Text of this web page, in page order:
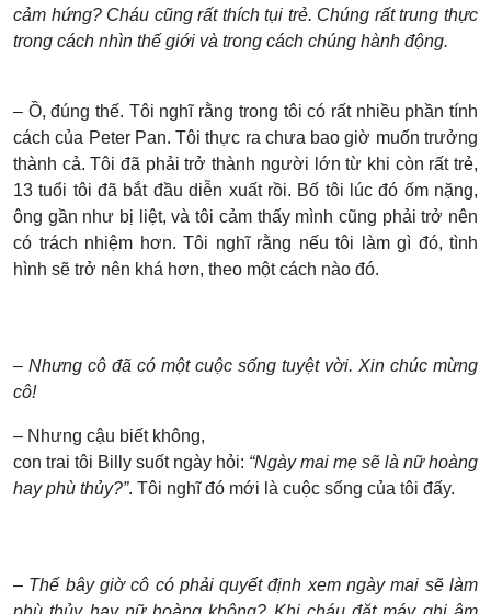
cảm hứng? Cháu cũng rất thích tụi trẻ. Chúng rất trung thực
trong cách nhìn thế giới và trong cách chúng hành động.
– Ồ, đúng thế. Tôi nghĩ rằng trong tôi có rất nhiều phần tính
cách của Peter Pan. Tôi thực ra chưa bao giờ muốn trưởng
thành cả. Tôi đã phải trở thành người lớn từ khi còn rất trẻ,
13 tuổi tôi đã bắt đầu diễn xuất rồi. Bố tôi lúc đó ốm nặng,
ông gần như bị liệt, và tôi cảm thấy mình cũng phải trở nên
có trách nhiệm hơn. Tôi nghĩ rằng nếu tôi làm gì đó, tình
hình sẽ trở nên khá hơn, theo một cách nào đó.
– Nhưng cô đã có một cuộc sống tuyệt vời. Xin chúc mừng
cô!
– Nhưng cậu biết không,
con trai tôi Billy suốt ngày hỏi: “Ngày mai mẹ sẽ là nữ hoàng
hay phù thủy?”. Tôi nghĩ đó mới là cuộc sống của tôi đấy.
– Thế bây giờ cô có phải quyết định xem ngày mai sẽ làm